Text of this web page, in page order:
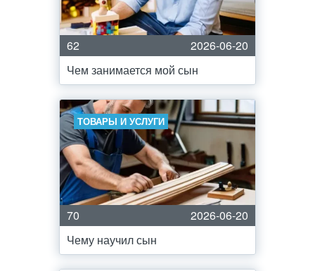
62
2026-06-20
Чем занимается мой сын
ТОВАРЫ И УСЛУГИ
70
2026-06-20
Чему научил сын